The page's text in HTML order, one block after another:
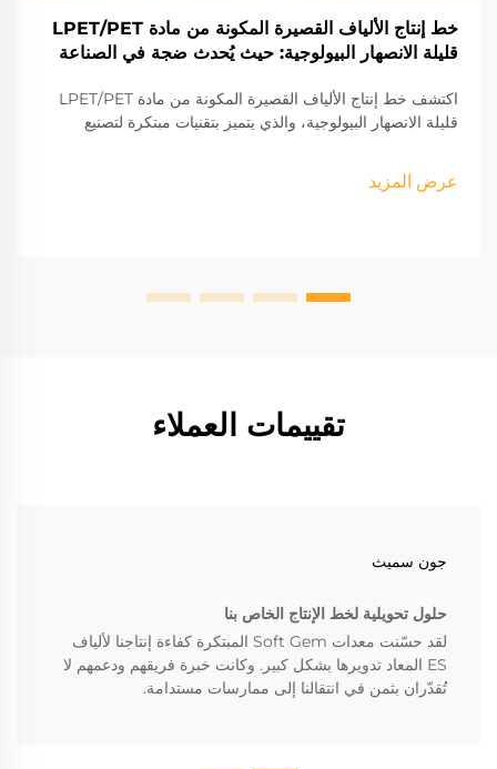
خط إنتاج الألياف القصيرة المكونة من مادة LPET/PET
قليلة الانصهار البيولوجية: حيث يُحدث ضجة في الصناعة
اكتشف خط إنتاج الألياف القصيرة المكونة من مادة LPET/PET
قليلة الانصهار البيولوجية، والذي يتميز بتقنيات مبتكرة لتصنيع
في مختلف الصناعات.
عرض المزيد
تقييمات العملاء
جون سميث
حلول تحويلية لخط الإنتاج الخاص بنا
لقد حسّنت معدات Soft Gem المبتكرة كفاءة إنتاجنا لألياف
ES المعاد تدويرها بشكل كبير. وكانت خبرة فريقهم ودعمهم لا
تُقدّران بثمن في انتقالنا إلى ممارسات مستدامة.